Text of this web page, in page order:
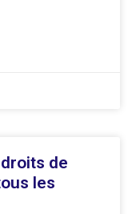
de
les